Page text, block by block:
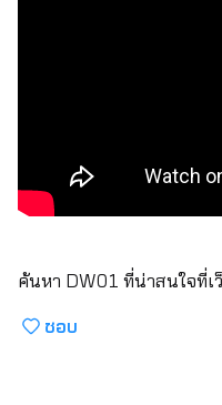
ค้นหา DW01 ที่น่าสนใจที่เ
ชอบ